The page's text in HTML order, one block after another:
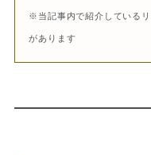
※当記事内で紹介している
があります